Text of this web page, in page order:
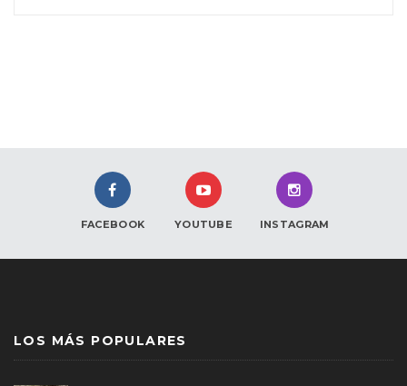
FACEBOOK YOUTUBE INSTAGRAM
LOS MÁS POPULARES